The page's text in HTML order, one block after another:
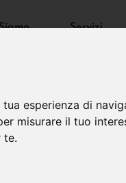
esperienza di
misurare il tuo
te.
Servizi